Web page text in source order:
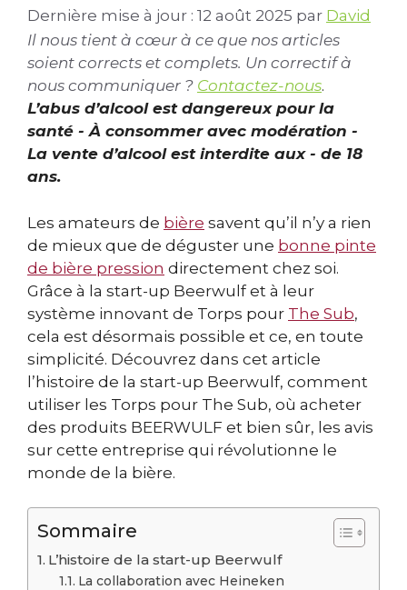
Dernière mise à jour : 12 août 2025 par David
Il nous tient à cœur à ce que nos articles
soient corrects et complets. Un correctif à
nous communiquer ? Contactez-nous.
L’abus d’alcool est dangereux pour la
santé - À consommer avec modération -
La vente d’alcool est interdite aux - de 18
ans.
Les amateurs de bière savent qu’il n’y a rien
de mieux que de déguster une bonne pinte
de bière pression directement chez soi.
Grâce à la start-up Beerwulf et à leur
système innovant de Torps pour The Sub,
cela est désormais possible et ce, en toute
simplicité. Découvrez dans cet article
l’histoire de la start-up Beerwulf, comment
utiliser les Torps pour The Sub, où acheter
des produits BEERWULF et bien sûr, les avis
sur cette entreprise qui révolutionne le
monde de la bière.
Sommaire
L’histoire de la start-up Beerwulf
La collaboration avec Heineken